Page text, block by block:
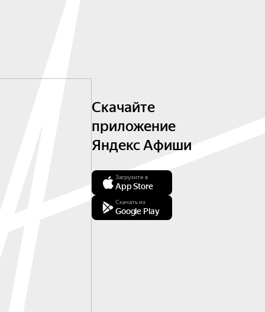
Скачайте
приложение
Яндекс Афиши
Загрузите в
App Store
Скачать из
Google Play